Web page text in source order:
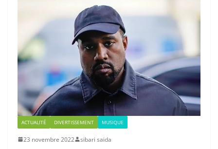
ACTUALITÉ DIVERTISSEMENT MUSIQUE
23 novembre 2022 sibari saida